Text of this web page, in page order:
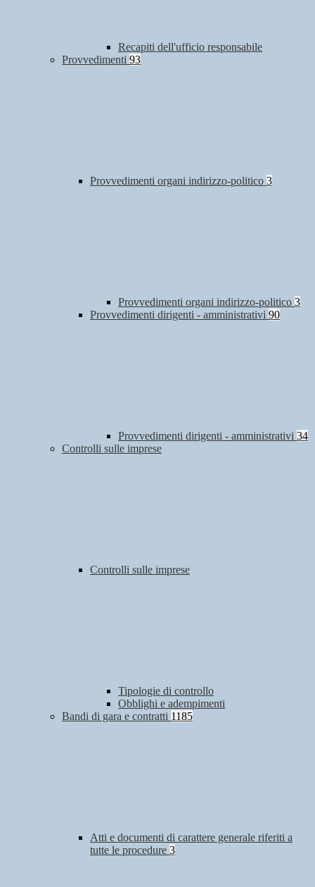
Recapiti dell'ufficio responsabile
Provvedimenti 93
Provvedimenti organi indirizzo-politico 3
Provvedimenti organi indirizzo-politico 3
Provvedimenti dirigenti - amministrativi 90
Provvedimenti dirigenti - amministrativi 34
Controlli sulle imprese
Controlli sulle imprese
Tipologie di controllo
Obblighi e adempimenti
Bandi di gara e contratti 1185
Atti e documenti di carattere generale riferiti a
tutte le procedure 3